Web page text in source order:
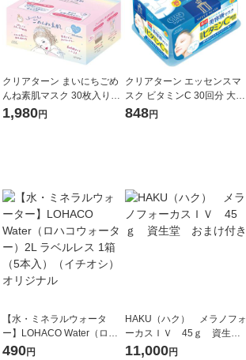
クリアターン まいにちごめ
んね素肌マスク 30枚入り
コーセーコスメポート
1,980円
クリアターン エッセンスマ
スク ビタミンC 30回分 大容
量 しみ そばかす 美白
848円
【水・ミネラルウォータ
ー】LOHACO Water（ロハ
コウォーター）2L ラベルレ
490円
HAKU（ハク） メラノフォ
ーカスＩＶ 45ｇ 資生
堂 おまけ付き
11,000円